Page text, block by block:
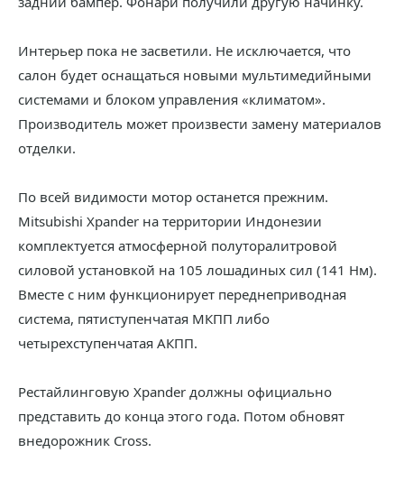
Интерьер пока не засветили. Не исключается, что
салон будет оснащаться новыми мультимедийными
системами и блоком управления «климатом».
Производитель может произвести замену материалов
отделки.
По всей видимости мотор останется прежним.
Mitsubishi Xpander на территории Индонезии
комплектуется атмосферной полуторалитровой
силовой установкой на 105 лошадиных сил (141 Нм).
Вместе с ним функционирует переднеприводная
система, пятиступенчатая МКПП либо
четырехступенчатая АКПП.
Рестайлинговую Xpander должны официально
представить до конца этого года. Потом обновят
внедорожник Cross.